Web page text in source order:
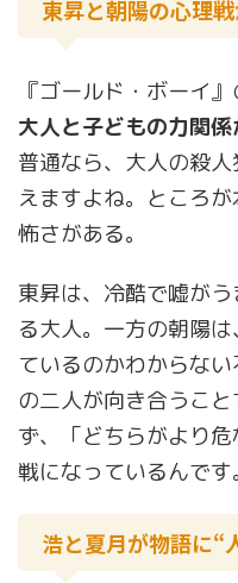
東昇と朝陽の心理
『ゴールド・ボーイ
大人と子どもの力関
普通なら、大人の殺
えますよね。ところ
怖さがある。
東昇は、冷酷で嘘が
る大人。一方の朝陽
ているのかわからな
の二人が向き合うこ
ず、「どちらがより
戦になっているんです。
浩と夏月が物語に“